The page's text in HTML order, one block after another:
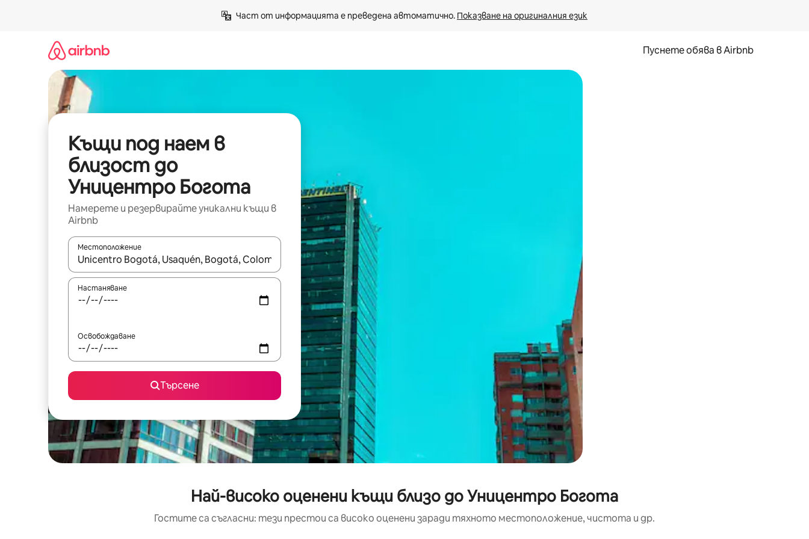
Част от информацията е преведена автоматично. Показване на оригиналния език
Пуснете обява в Airbnb
Къщи под наем в
близост до
Уницентро Богота
Намерете и резервирайте уникални къщи в
Airbnb
Местоположение
Когато резултатите се покажат, използвайте клавишите със стрелки нагоре и надолу или навигирайте с докосване или плъзгане.
Настаняване
Освобождаване
Търсене
Най-високо оценени къщи близо до Уницентро Богота
Гостите са съгласни: тези престои са високо оценени заради тяхното местоположение, чистота и др.